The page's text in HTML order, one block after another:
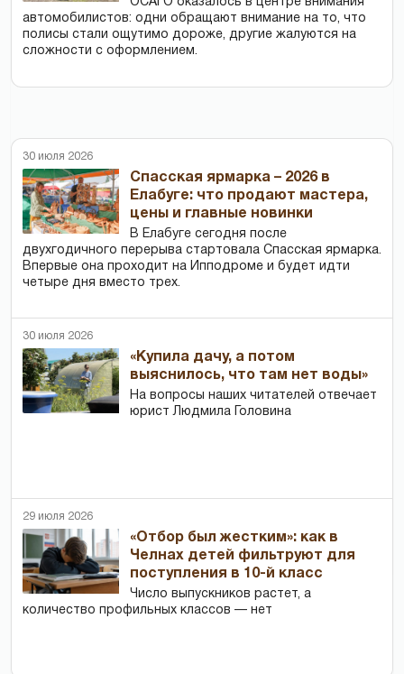
автомобилистов: одни обращают внимание на то, что
полисы стали ощутимо дороже, другие жалуются на
сложности с оформлением.
30 июля 2026
Спасская ярмарка – 2026 в
Елабуге: что продают мастера,
цены и главные новинки
В Елабуге сегодня после
двухгодичного перерыва стартовала Спасская ярмарка.
Впервые она проходит на Ипподроме и будет идти
четыре дня вместо трех.
30 июля 2026
«Купила дачу, а потом
выяснилось, что там нет воды»
На вопросы наших читателей отвечает
юрист Людмила Головина
29 июля 2026
«Отбор был жестким»: как в
Челнах детей фильтруют для
поступления в 10-й класс
Число выпускников растет, а
количество профильных классов — нет